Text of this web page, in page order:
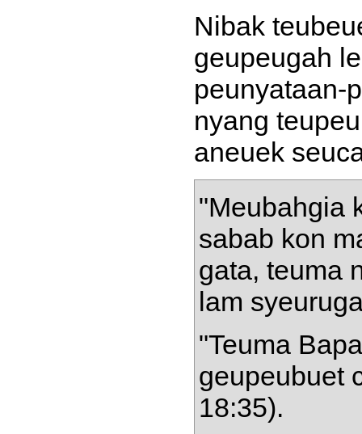
Nibak
geupeugah
peunyataan-
nyang
aneuek
"Meubahgia
sabab kon
gata, teuma
lam
"Teuma
geupeubuet
18:35).